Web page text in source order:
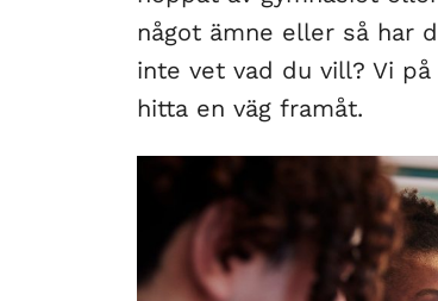
något ämne eller så har
inte vet vad du vill? Vi
hitta en väg framåt.